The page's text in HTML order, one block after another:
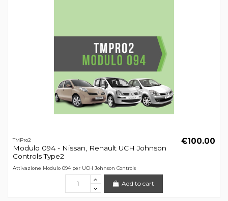
TMPro2
Modulo 094 - Nissan, Renault UCH Johnson
Controls Type2
€100.00
Attivazione Modulo 094 per UCH Johnson Controls
Add to cart